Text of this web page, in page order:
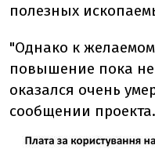
полезных
"Однако к
повышение пока не
оказался очень
сообщении проекта.